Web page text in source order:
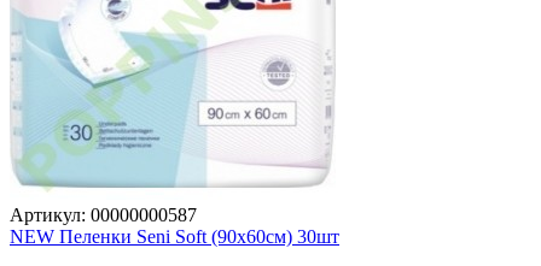
Артикул: 00000000587
NEW Пеленки Seni Soft (90x60см) 30шт